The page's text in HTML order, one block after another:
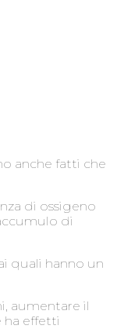
anche fatti che
di ossigeno
di
quali hanno un
aumentare il
ha effetti